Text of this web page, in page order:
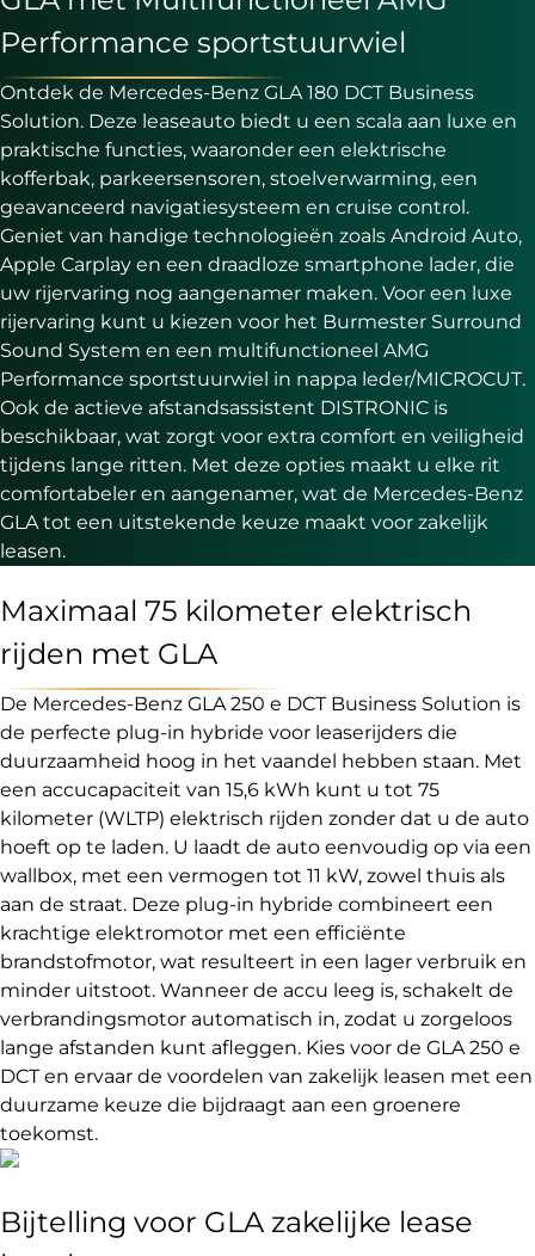
Performance sportstuurwiel
Ontdek de Mercedes-Benz GLA 180 DCT Business
Solution. Deze leaseauto biedt u een scala aan luxe en
praktische functies, waaronder een elektrische
kofferbak, parkeersensoren, stoelverwarming, een
geavanceerd navigatiesysteem en cruise control.
Geniet van handige technologieën zoals Android Auto,
Apple Carplay en een draadloze smartphone lader, die
uw rijervaring nog aangenamer maken. Voor een luxe
rijervaring kunt u kiezen voor het Burmester Surround
Sound System en een multifunctioneel AMG
Performance sportstuurwiel in nappa leder/MICROCUT.
Ook de actieve afstandsassistent DISTRONIC is
beschikbaar, wat zorgt voor extra comfort en veiligheid
tijdens lange ritten. Met deze opties maakt u elke rit
comfortabeler en aangenamer, wat de Mercedes-Benz
GLA tot een uitstekende keuze maakt voor zakelijk
leasen.
Maximaal 75 kilometer elektrisch
rijden met GLA
De Mercedes-Benz GLA 250 e DCT Business Solution is
de perfecte plug-in hybride voor leaserijders die
duurzaamheid hoog in het vaandel hebben staan. Met
een accucapaciteit van 15,6 kWh kunt u tot 75
kilometer (WLTP) elektrisch rijden zonder dat u de auto
hoeft op te laden. U laadt de auto eenvoudig op via een
wallbox, met een vermogen tot 11 kW, zowel thuis als
aan de straat. Deze plug-in hybride combineert een
krachtige elektromotor met een efficiënte
brandstofmotor, wat resulteert in een lager verbruik en
minder uitstoot. Wanneer de accu leeg is, schakelt de
verbrandingsmotor automatisch in, zodat u zorgeloos
lange afstanden kunt afleggen. Kies voor de GLA 250 e
DCT en ervaar de voordelen van zakelijk leasen met een
duurzame keuze die bijdraagt aan een groenere
toekomst.
Bijtelling voor GLA zakelijke lease